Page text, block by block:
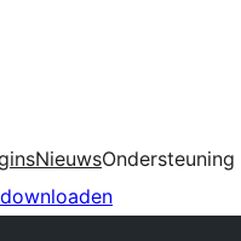
NieuwsOndersteuning